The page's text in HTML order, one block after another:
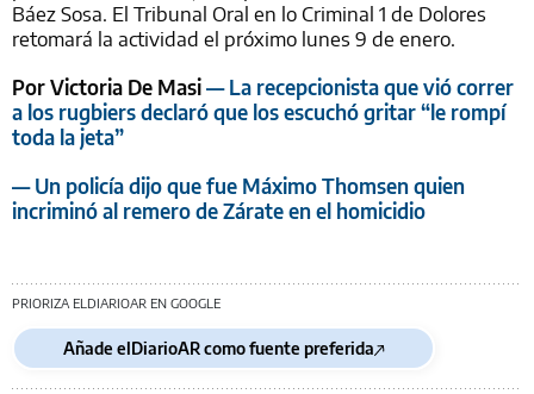
Báez Sosa. El Tribunal Oral en lo Criminal 1 de Dolores
retomará la actividad el próximo lunes 9 de enero.
Por Victoria De Masi— La recepcionista que vió correr
a los rugbiers declaró que los escuchó gritar “le rompí
toda la jeta”
— Un policía dijo que fue Máximo Thomsen quien
incriminó al remero de Zárate en el homicidio
PRIORIZA ELDIARIOAR EN GOOGLE
Añade elDiarioAR como fuente preferida